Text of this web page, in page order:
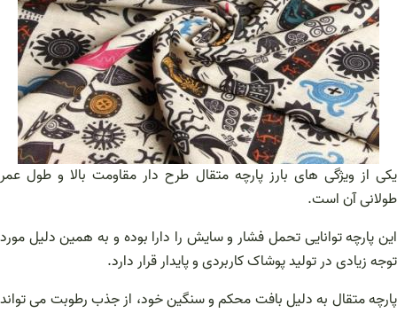
یکی از ویژگی‌ های بارز پارچه متقال طرح دار مقاومت بالا و طول عمر
طولانی آن است.
این پارچه توانایی تحمل فشار و سایش را دارا بوده و به همین دلیل مورد
توجه زیادی در تولید پوشاک کاربردی و پایدار قرار دارد.
پارچه متقال به دلیل بافت محکم و سنگین خود، از جذب رطوبت می‌ تواند